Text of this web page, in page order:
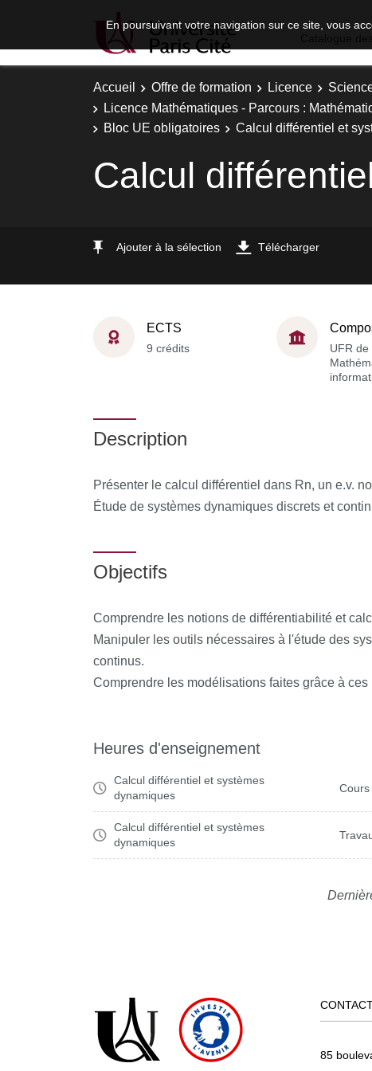
En poursuivant votre navigation sur ce site, vous
Accueil Offre de formation Licence
Licence Mathématiques - Parcours :
Bloc UE obligatoires
Calcul différentiel et
Calcul
Ajouter à la sélection Télécharger
ECTS
9 crédits
UFR de
Description
Présenter le calcul différentiel dans Rn, un e.v.
Étude de systèmes dynamiques discrets et
Objectifs
Comprendre les notions de différentiabilité et
Manipuler les outils nécessaires à l'étude des
continus.
Comprendre les modélisations faites grâce à ces
Heures d'enseignement
Calcul différentiel et systèmes
dynamiques
Calcul différentiel et systèmes
dynamiques
85